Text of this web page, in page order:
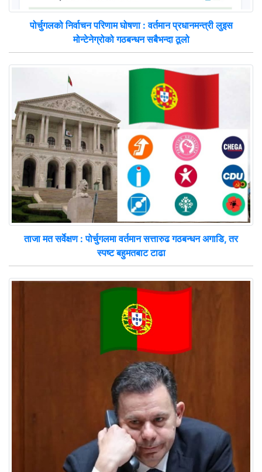
पोर्चुगलको निर्वाचन परिणाम घोषणा : वर्तमान प्रधानमन्त्री लुइस
मोन्टेनेग्रोको गठबन्धन सबैभन्दा ठूलो
ताजा मत सर्वेक्षण : पोर्चुगलमा वर्तमान सत्तारुढ गठबन्धन अगाडि, तर
स्पष्ट बहुमतबाट टाढा